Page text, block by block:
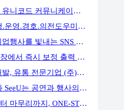
성수동 기반의 유니코드 커뮤니케이션즈는 브랜드의 가치를 감각적으로 현장화하는 마케팅·프로모션 전문 대행사입니다. 팝업스토어, 기업 행사, 전시부터 축제 부스까지 콘셉트 기획·공간 연출·현장 운영을 통합 수행하여 완성도 높은 행사를 만듭니다. 기획부터 공간연출 현장운영 인력섭외까지 유니코드에게 맞겨주세요!
행사 인력(진행.운영.경호.의전도우미.프로모터.관람객등) 토탈 에이전시 입니다. 행사 운영에 어려움 많으시죠? 저희가 해결 해드립니다!!!! 연락주세요~!!! 주)월드플래닝 입니다.
이벤트,축제,기업행사를 빛내는 SNS 숏폼 360 포토(영상)부스입니다. 전문 운영팀이 진행,설치,철거까지 완벽하게 책임집니다. 문의만 주시면 이벤트에 맞게 운영을 제안해드리며,전국 어디서나 렌탈 가능합니다. 인스타그램) https://www.instagram.com/360photo.kr/ 블로그) https://blog.naver.com/360photobooth/ TEL) 032-322-3367 Email) contact@360photo.kr 카톡문의) http://pf.kakao.com/_rxdBin/chat
행사사진을 현장에서 즉시 보정 출력 진행하는 미스터문포토 문성준실장입니다. 하이브 행사 사진출력 전속진행업체입니다. 포토존사진인화.출력 실시간 상담 http://pf.kakao.com/_Lxkxbxon/chat
행사용 매트 개발, 유통 전문기업 (주)비오케이 입니다. 기업행사용 '파이론텍스(파이텍스)', '화사한 조경 인조잔디'를 행사 분야에 대량 공급하고 있습니다. 단순 구매 및 렌탈, 시공 까지 모두 가능하며 온-오프라인 최저가 공급을 약속합니다. 실제 거래 중인 기업 대표님들께서 아주 저렴하게 만족스러운 품질로 사용 중이십니다. 문의: 010 4II9 43II 이메일: kbs@bokkorea.com
SONUS LUX와 SeeU는 공연과 행사의 음향·조명을 설계하고 운영하는 현장 전문팀입니다. 방송 프로그램, 국가행사, 대형 페스티벌, 기업행사 등 다양한 프로젝트에서 축적한 경험을 바탕으로 공간 구조와 행사 성격, 관객 규모에 맞는 시스템을 구성합니다. 장비 수량이나 규모를 앞세우기보다 명료한 사운드, 효과적인 조명 연출, 안정적인 현장 운영을 중요하게 생각합니다. 공연, 기업행사, 컨퍼런스, 전시, 학교축제, 교회 행사 등 각 현장에 필요한 음향·조명 장비와 전문 인력을 제공합니다. 주요 업무 공연 및 행사 음향·조명 장비 렌탈 현장 여건에 맞춘 시스템 설계와 장비 구성 FOH·모니터·재생·송출 음향 운영 무대조명 디자인 및 오퍼레이팅 장비 설치, 시스템 튜닝 및 현장 기술 관리 문의 대표: 김수한 연락처: 010-8309-1024 이메일: sonus-lux@naver.com
행사의 시작부터 마무리까지, ONE-STOP 행사 전문 파트너 행사 기획·운영부터 무대·음향·조명·LED 스크린 시스템, 전문 기술 인력까지 모두 갖춘 원스톱 행사 전문 업체입니다. 행사에 필요한 여러 업체를 따로 섭외할 필요 없이, 기획부터 설치·운영·철수까지 전 과정을 하나의 파트너가 책임지고 수행합니다. WHY US? ✅ 풍부한 수행 경험과 검증된 운영 노하우 공공기관·지자체·지역축제·기업행사 등 다양한 프로젝트 수행 경험을 바탕으로 안정적이고 체계적인 행사 운영을 제공합니다. ✅ 전문 기술 인력의 체계적인 현장 운영 무대·음향·조명·LED 스크린까지 숙련된 전문 인력이 직접 운영하여 완성도 높은 행사 품질과 신속한 현장 대응을 제공합니다. ✅ 자체 장비 시스템 기반의 원스톱 서비스 무대·음향·조명·LED 스크린 등 주요 행사 장비를 자체 보유하여 높은 품질, 신속한 대응, 합리적인 비용으로 효율적인 행사 운영을 지원합니다. 주요 서비스 ✔ 공공기관·지자체 공식 행사 (준공식, 개소식, 기념식, 선포식 등) ✔ 지역축제·문화·관광 행사 ✔ 기업·기관·단체 행사 (체육대회, 워크숍, 기념행사 등) ✔ 무대·음향·조명·LED 시스템 설계·설치 및 운영